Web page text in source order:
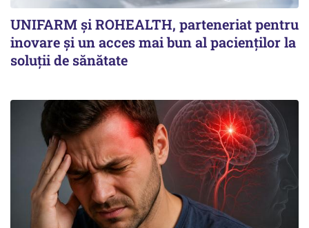
UNIFARM și ROHEALTH, parteneriat pentru
inovare și un acces mai bun al pacienților la
soluții de sănătate